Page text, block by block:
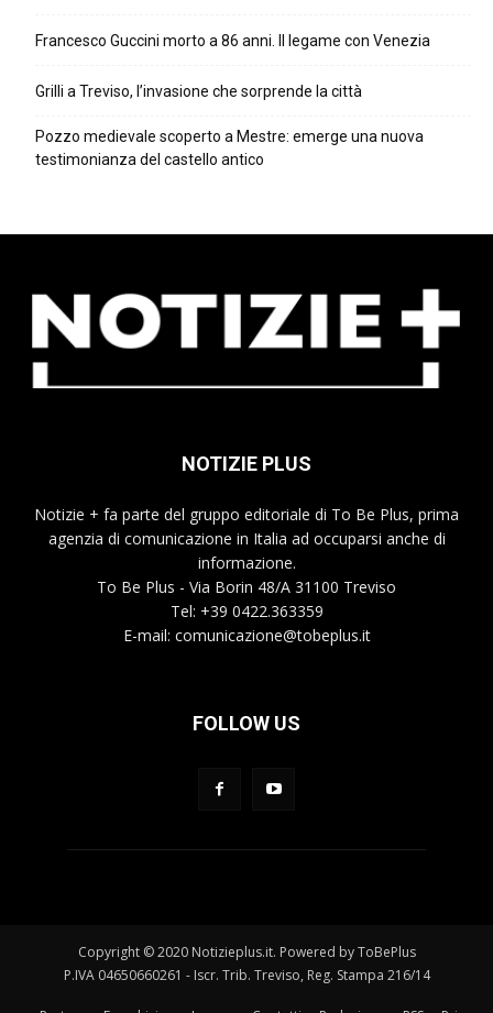
Francesco Guccini morto a 86 anni. Il legame con Venezia
Grilli a Treviso, l’invasione che sorprende la città
Pozzo medievale scoperto a Mestre: emerge una nuova
testimonianza del castello antico
NOTIZIE PLUS
Notizie + fa parte del gruppo editoriale di To Be Plus, prima
agenzia di comunicazione in Italia ad occuparsi anche di
informazione.
To Be Plus - Via Borin 48/A 31100 Treviso
Tel: +39 0422.363359
E-mail: comunicazione@tobeplus.it
FOLLOW US
Copyright © 2020 Notizieplus.it. Powered by ToBePlus
P.IVA 04650660261 - Iscr. Trib. Treviso, Reg. Stampa 216/14